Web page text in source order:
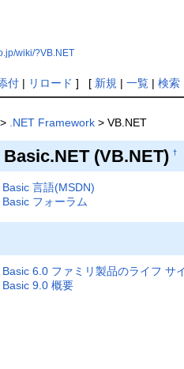
wiki/?VB.NET
付| リロード ] [ 新規 | 一覧| 検索
.NET Framework> VB.NET
(VB.NET) †
言語(MSDN)
フォーラム
6.0 ファミリ製品のライフ サ
9.0 概要